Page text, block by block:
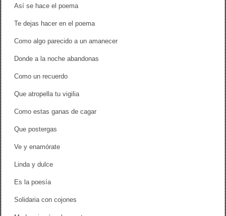
Así se hace el poema
Te dejas hacer en el poema
Como algo parecido a un amanecer
Donde a la noche abandonas
Como un recuerdo
Que atropella tu vigilia
Como estas ganas de cagar
Que postergas
Ve y enamórate
Linda y dulce
Es la poesía
Solidaria con cojones